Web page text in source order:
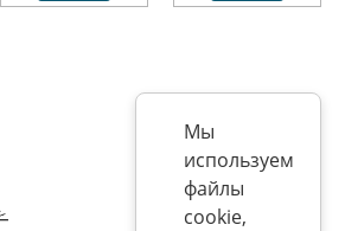
Мы
используем
файлы
cookie,